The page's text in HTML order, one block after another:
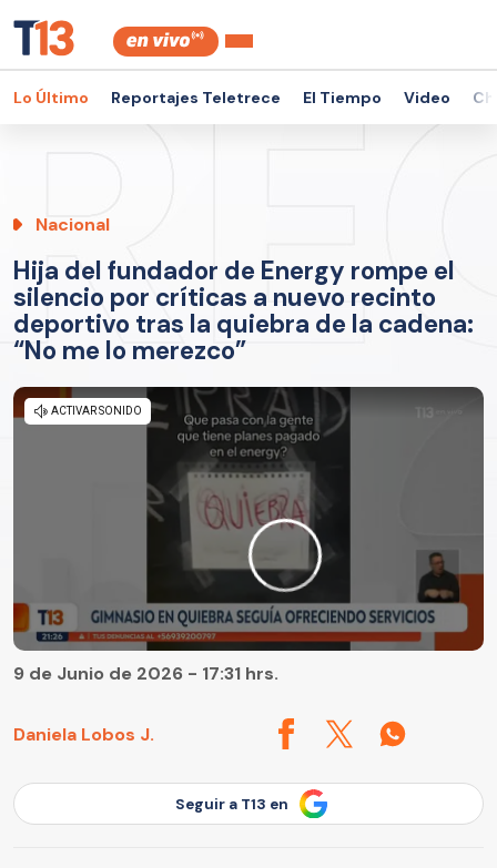
Lo Último Reportajes Teletrece El Tiempo Video
Nacional
Hija del fundador de Energy rompe el
silencio por críticas a nuevo recinto
deportivo tras la quiebra de la cadena:
“No me lo merezco”
Daniela Lobos J.
9 de Junio de 2026 - 17:31 hrs.
Seguir a T13 en